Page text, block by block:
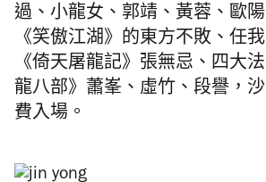
過、小龍女、郭靖、黃蓉、歐
《笑傲江湖》的東方不敗、任
《倚天屠龍記》張無忌、四大
龍八部》蕭峯、虛竹、段譽，
費入場。